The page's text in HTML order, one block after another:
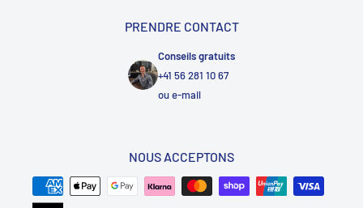
PRENDRE CONTACT
Conseils gratuits
+41 56 281 10 67
oue-mail
NOUS ACCEPTONS